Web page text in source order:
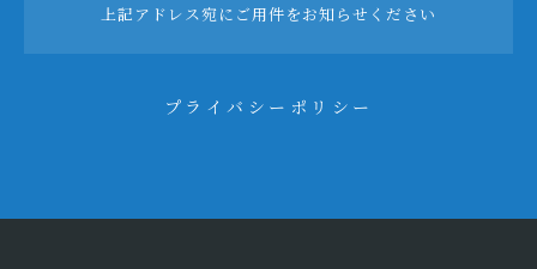
上記アドレス宛にご用件をお知らせください
プライバシーポリシー